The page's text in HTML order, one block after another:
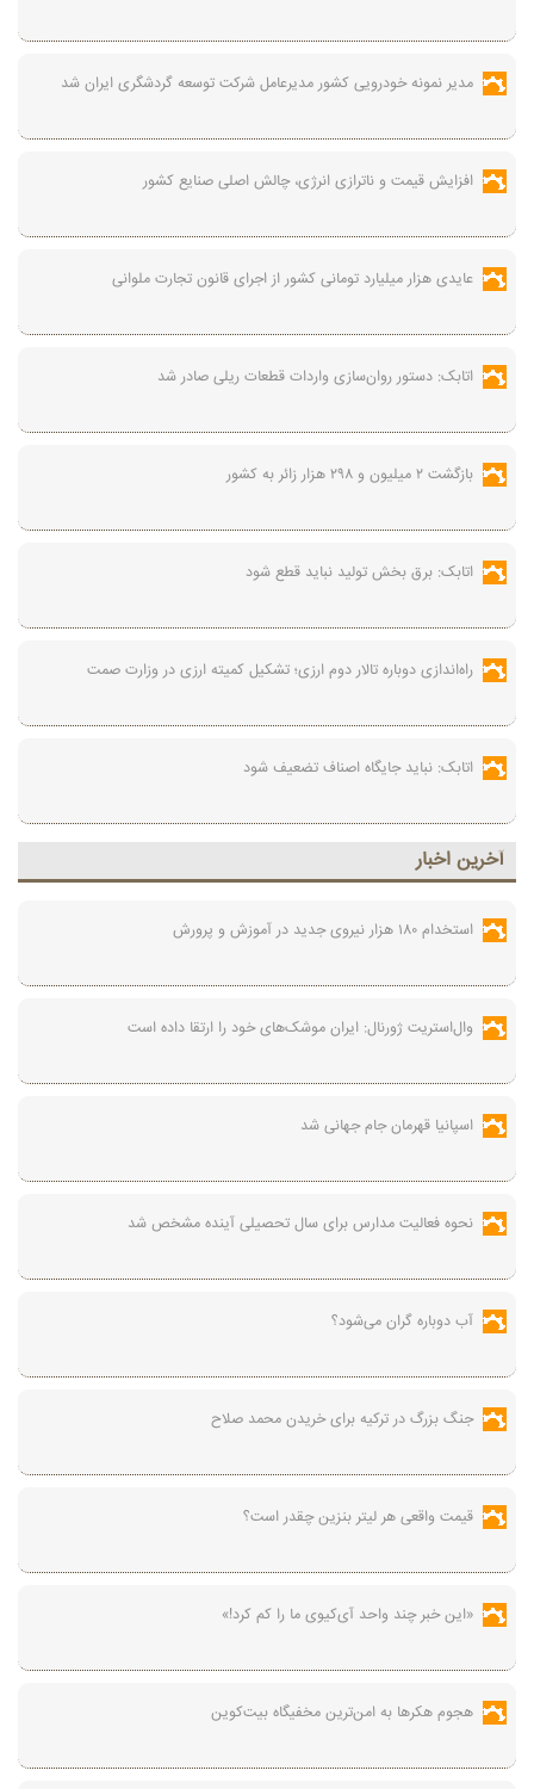
مدیر نمونه خودرویی کشور مدیرعامل شرکت توسعه گردشگری ایران شد
افزایش قیمت و ناترازی انرژی، چالش اصلی صنایع کشور
عایدی هزار میلیارد تومانی کشور از اجرای قانون تجارت ملوانی
اتابک: دستور روان‌سازی واردات قطعات ریلی صادر شد
بازگشت ۲ میلیون و ۲۹۸ هزار زائر به کشور
اتابک: برق بخش تولید نباید قطع شود
راه‌اندازی دوباره تالار دوم ارزی؛ تشکیل کمیته ارزی در وزارت صمت
اتابک: نباید جایگاه اصناف تضعیف شود
آخرين اخبار
استخدام ۱۸۰ هزار نیروی جدید در آموزش‌ و پرورش
وال‌استریت ژورنال: ایران موشک‌های خود را ارتقا داده است
اسپانیا قهرمان جام جهانی شد
نحوه فعالیت مدارس برای سال تحصیلی آینده مشخص شد
آب دوباره گران می‌شود؟
جنگ بزرگ در ترکیه برای خریدن محمد صلاح
قیمت واقعی هر لیتر بنزین چقدر است؟
«این خبر چند واحد آی‌کیوی ما را کم کرد!»
هجوم هکرها به امن‌ترین مخفیگاه بیت‌کوین